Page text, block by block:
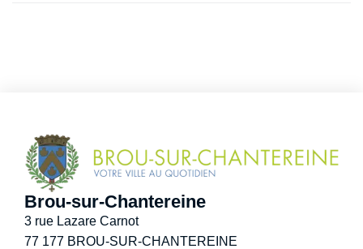
Brou-sur-Chantereine
3 rue Lazare Carnot
77 177 BROU-SUR-CHANTEREINE